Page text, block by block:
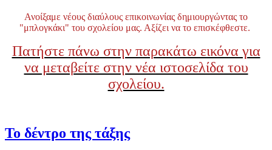
Ανοίξαμε νέους διαύλους επικοινωνίας δημιουργώντας το
"μπλογκάκι" του σχολείου μας. Αξίζει να το επισκέφθεστε.
Πατήστε πάνω στην παρακάτω εικόνα για
να μεταβείτε στην νέα ιστοσελίδα του
σχολείου.
Το δέντρο της τάξης